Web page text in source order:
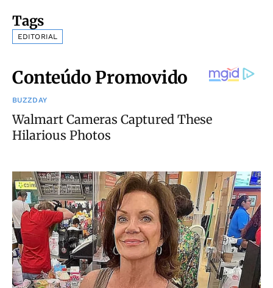
Tags
EDITORIAL